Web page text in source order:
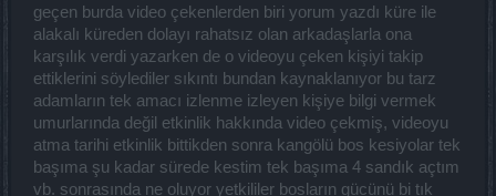
geçen burda video çekenlerden biri yorum yazdı küre ile
alakalı küreden dolayı rahatsız olan arkadaşlarla ona
karşılık verdi yazarken de o videoyu çeken kişiyi takip
ettiklerini söylediler sıkıntı bundan kaynaklanıyor bu tarz
adamların tek amacı izlenme izleyen kişiye bilgi vermek
umurlarında değil etkinlik hakkında video çekmiş, videoyu
atma tarihi etkinlik bittikden sonra kangölü bos kesiyolar tek
başıma şu kadar sürede kestim tek başıma 4 sandık açtım
vb. sonrasında ne oluyor yetkililer bosların gücünü bi tık